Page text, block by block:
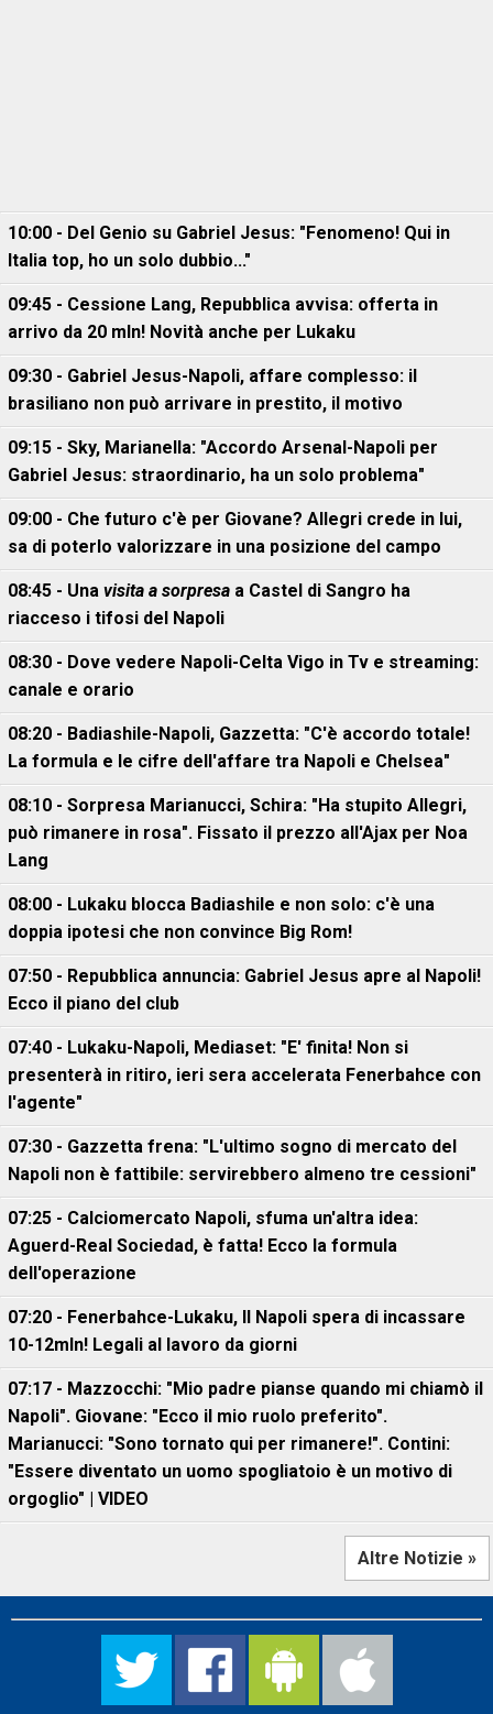
10:00 - Del Genio su Gabriel Jesus: "Fenomeno! Qui in
Italia top, ho un solo dubbio..."
09:45 - Cessione Lang, Repubblica avvisa: offerta in
arrivo da 20 mln! Novità anche per Lukaku
09:30 - Gabriel Jesus-Napoli, affare complesso: il
brasiliano non può arrivare in prestito, il motivo
09:15 - Sky, Marianella: "Accordo Arsenal-Napoli per
Gabriel Jesus: straordinario, ha un solo problema"
09:00 - Che futuro c'è per Giovane? Allegri crede in lui,
sa di poterlo valorizzare in una posizione del campo
08:45 - Una visita a sorpresa a Castel di Sangro ha
riacceso i tifosi del Napoli
08:30 - Dove vedere Napoli-Celta Vigo in Tv e streaming:
canale e orario
08:20 - Badiashile-Napoli, Gazzetta: "C'è accordo totale!
La formula e le cifre dell'affare tra Napoli e Chelsea"
08:10 - Sorpresa Marianucci, Schira: "Ha stupito Allegri,
può rimanere in rosa". Fissato il prezzo all'Ajax per Noa
Lang
08:00 - Lukaku blocca Badiashile e non solo: c'è una
doppia ipotesi che non convince Big Rom!
07:50 - Repubblica annuncia: Gabriel Jesus apre al Napoli!
Ecco il piano del club
07:40 - Lukaku-Napoli, Mediaset: "E' finita! Non si
presenterà in ritiro, ieri sera accelerata Fenerbahce con
l'agente"
07:30 - Gazzetta frena: "L'ultimo sogno di mercato del
Napoli non è fattibile: servirebbero almeno tre cessioni"
07:25 - Calciomercato Napoli, sfuma un'altra idea:
Aguerd-Real Sociedad, è fatta! Ecco la formula
dell'operazione
07:20 - Fenerbahce-Lukaku, ll Napoli spera di incassare
10-12mln! Legali al lavoro da giorni
07:17 - Mazzocchi: "Mio padre pianse quando mi chiamò il
Napoli". Giovane: "Ecco il mio ruolo preferito".
Marianucci: "Sono tornato qui per rimanere!". Contini:
"Essere diventato un uomo spogliatoio è un motivo di
orgoglio" | VIDEO
Altre Notizie »